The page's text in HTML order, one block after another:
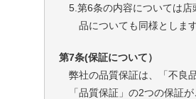
5.第6条の内容については店
品についても同様とします
第7条(保証について）
弊社の品質保証は、「不良
「品質保証」の2つの保証